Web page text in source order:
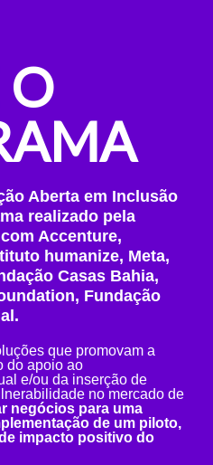
O
Aberta em Inclusão
realizado pela
Accenture,
humanize, Meta,
Casas Bahia,
Fundação
que promovam a
do apoio ao
e/ou da inserção de
no mercado de
negócios para uma
de um piloto,
impacto positivo do